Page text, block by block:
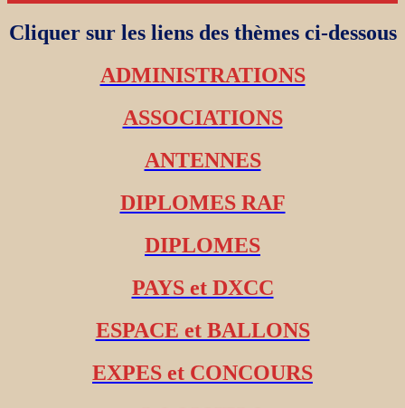
Cliquer sur les liens des thèmes ci-dessous
ADMINISTRATIONS
ASSOCIATIONS
ANTENNES
DIPLOMES RAF
DIPLOMES
PAYS et DXCC
ESPACE et BALLONS
EXPES et CONCOURS